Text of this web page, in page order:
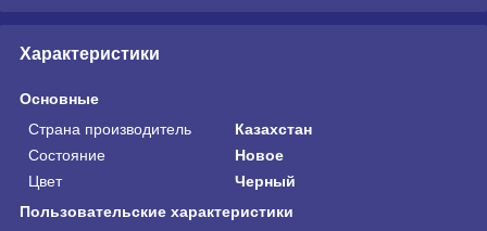
Характеристики
Основные
Страна производитель
Казахстан
Состояние
Новое
Цвет
Черный
Пользовательские характеристики